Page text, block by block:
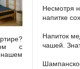
Несмотря
напитке
Напиток
чашей.
с
нашем